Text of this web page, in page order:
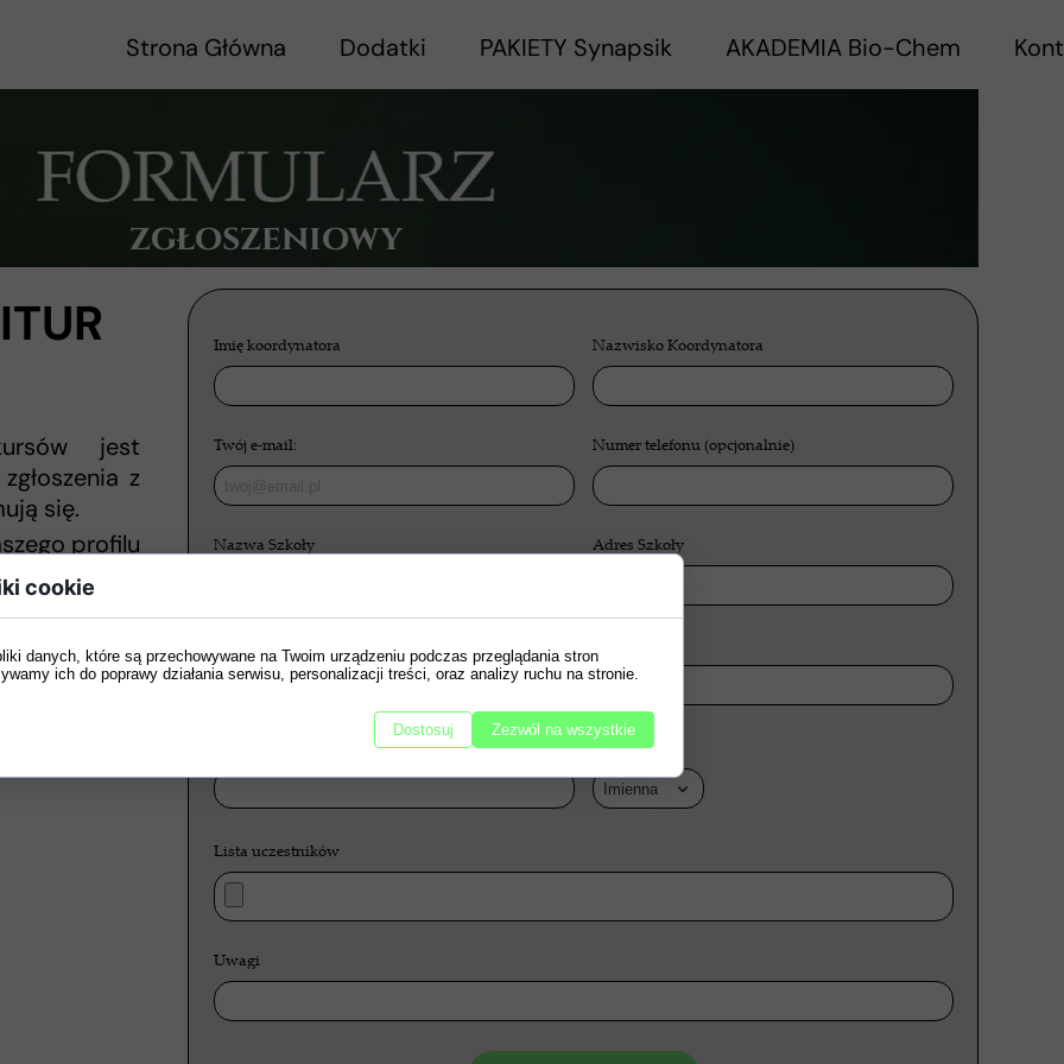
zgłoszeniowy
Imię koordynatora Nazwisko Koordynatora
Twój e-mail: Numer telefonu (opcjonalnie)
Nazwa Szkoły Adres Szkoły
Rodzaj listy
Lista uczestników
Uwagi
profilu
na bieżąco
informacje
jest
z
się.
Strona Główna Dodatki PAKIETY Synapsik AKADEMIA Bio-Chem
cookie
danych, które są przechowywane na Twoim urządzeniu podczas przeglądania stron
ich do poprawy działania serwisu, personalizacji treści, oraz analizy ruchu na stronie.
Dostosuj Zezwól na wszystkie